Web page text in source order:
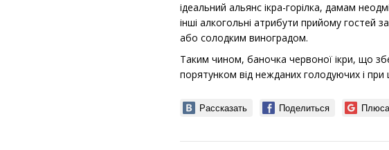
ідеальний альянс ікра-горілка, дамам
інші алкогольні атрибути прийому
або солодким виноградом.
Таким чином, баночка червоної ікри, що
порятунком від нежданих голодуючих і при
Рассказать Поделиться